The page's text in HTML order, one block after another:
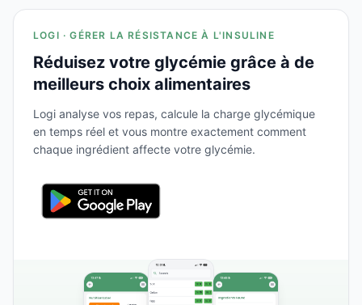
LOGI · GÉRER LA RÉSISTANCE À L'INSULINE
Réduisez votre glycémie grâce à de
meilleurs choix alimentaires
Logi analyse vos repas, calcule la charge glycémique
en temps réel et vous montre exactement comment
chaque ingrédient affecte votre glycémie.